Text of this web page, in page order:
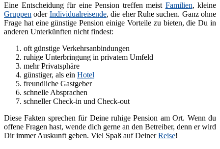
Eine Entscheidung für eine Pension treffen meist Familien, kleine
Gruppen oder Individualreisende, die eher Ruhe suchen. Ganz ohne
Frage hat eine günstige Pension einige Vorteile zu bieten, die Du in
anderen Unterkünften nicht findest:
oft günstige Verkehrsanbindungen
ruhige Unterbringung in privatem Umfeld
mehr Privatsphäre
günstiger, als ein Hotel
freundliche Gastgeber
schnelle Absprachen
schneller Check-in und Check-out
Diese Fakten sprechen für Deine ruhige Pension am Ort. Wenn du
offene Fragen hast, wende dich gerne an den Betreiber, denn er wird
Dir immer Auskunft geben. Viel Spaß auf DeinerReise!